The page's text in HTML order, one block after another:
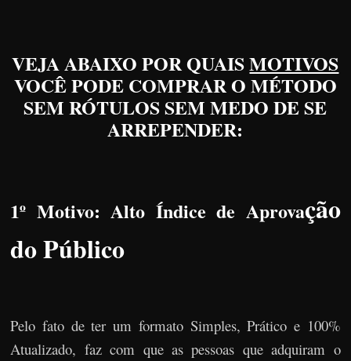
VEJA ABAIXO POR QUAISMOTIVOS
VOCÊ PODE COMPRAR O MÉTODO
SEM RÓTULOS SEM MEDO DE SE
ARREPENDER:
1º Motivo: Alto Índice de Aprovação
do Público
Pelo fato de ter um formato Simples, Prático e 100%
Atualizado, faz com que as pessoas que adquiram o